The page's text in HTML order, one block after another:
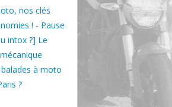
nos clés
! - Pause
intox ?] Le
à moto
?